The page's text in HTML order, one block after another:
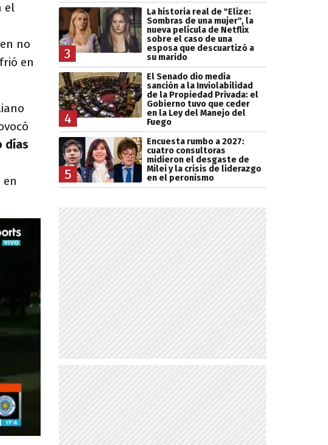
el
no
en
días
en
3
La historia real de "Elize:
Sombras de una mujer", la
nueva película de Netflix
sobre el caso de una
esposa que descuartizó a
su marido
4
El Senado dio media
sanción a la Inviolabilidad
de la Propiedad Privada: el
Gobierno tuvo que ceder
en la Ley del Manejo del
Fuego
5
Encuesta rumbo a 2027:
cuatro consultoras
midieron el desgaste de
Milei y la crisis de liderazgo
en el peronismo